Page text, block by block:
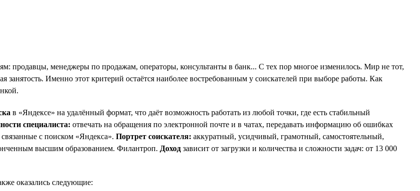
продавцы, менеджеры по продажам, операторы, консультанты в банк... С тех пор многое изменилось. Мир не тот,
Именно этот критерий остаётся наиболее востребованным у соискателей при выборе работы. Как
в «Яндексе» на удалённый формат, что даёт возможность работать из любой точки, где есть стабильный
специалиста: отвечать на обращения по электронной почте и в чатах, передавать информацию об ошибках
с поиском «Яндекса». Портрет соискателя: аккуратный, усидчивый, грамотный, самостоятельный,
высшим образованием. Филантроп. Доход зависит от загрузки и количества и сложности задач: от 13 000
оказались следующие: